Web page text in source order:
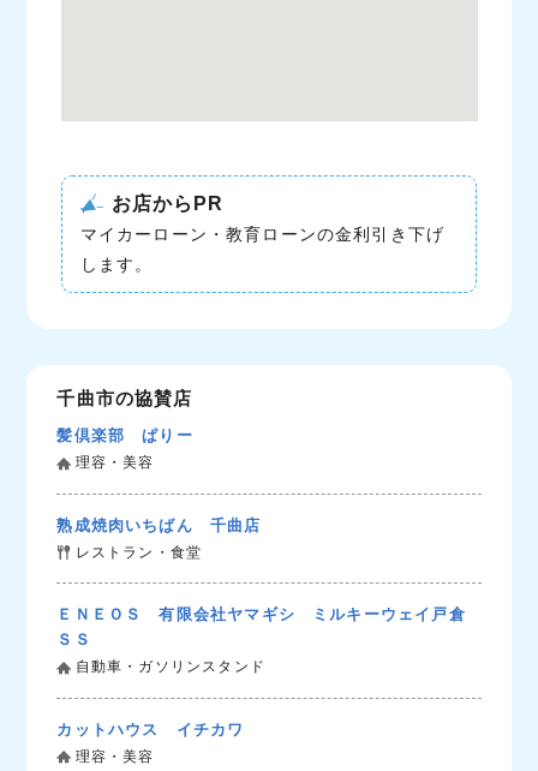
お店からPR
マイカーローン・教育ローンの金利引き下げ
します。
千曲市の協賛店
髪倶楽部 ぱりー
理容・美容
熟成焼肉いちばん 千曲店
レストラン・食堂
ＥＮＥＯＳ 有限会社ヤマギシ ミルキーウェイ戸倉
ＳＳ
自動車・ガソリンスタンド
カットハウス イチカワ
理容・美容